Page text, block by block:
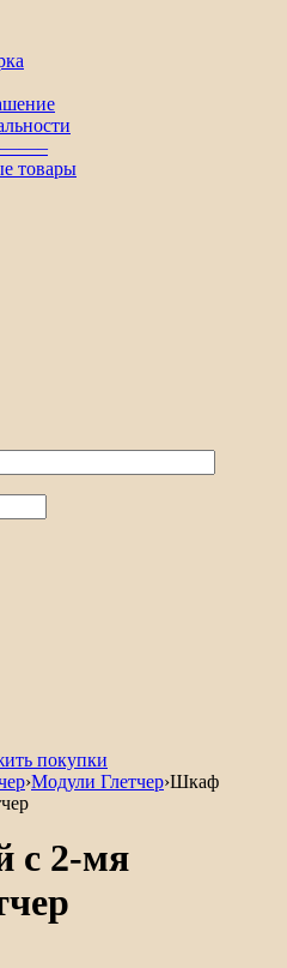
товары
покупки
›Модули Глетчер›Шкаф
с 2-мя